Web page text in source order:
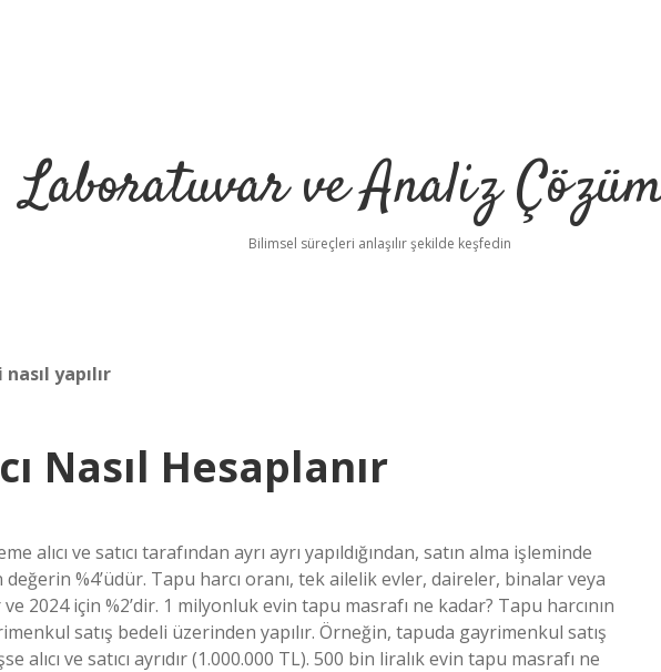
Laboratuvar ve Analiz
Bilimsel süreçleri anlaşılır şekilde keşfedin
yapılır
Nasıl Hesaplanır
alıcı ve satıcı tarafından ayrı ayrı yapıldığından, satın alma işleminde
%4’üdür. Tapu harcı oranı, tek ailelik evler, daireler, binalar veya
2024 için %2’dir. 1 milyonluk evin tapu masrafı ne kadar? Tapu harcının
satış bedeli üzerinden yapılır. Örneğin, tapuda gayrimenkul satış
ve satıcı ayrıdır (1.000.000 TL). 500 bin liralık evin tapu masrafı ne